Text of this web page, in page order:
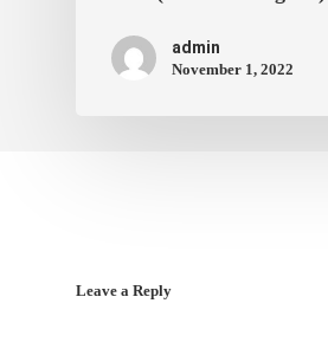
admin
November 1, 2022
Leave a Reply